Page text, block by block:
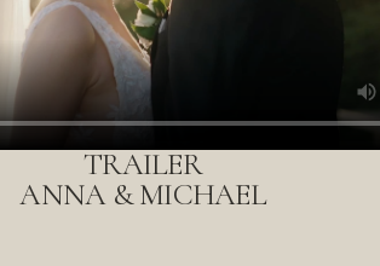
TRAILER
ANNA & MICHAEL